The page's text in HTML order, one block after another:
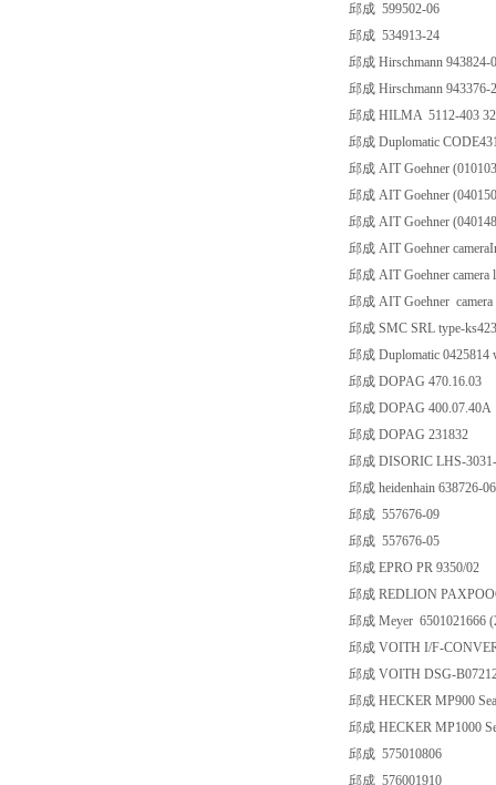
邱成 599502-06
邱成 534913-24
邱成 Hirschmann 943824-
邱成 Hirschmann 943376-
邱成 HILMA 5112-403
邱成 Duplomatic
邱成 AIT Goehner
邱成 AIT Goehner
邱成 AIT Goehner
邱成 AIT Goehner
邱成 AIT Goehner camera
邱成 AIT Goehner
邱成 SMC SRL type-
邱成 Duplomatic 0425814
邱成 DOPAG 470.16.03
邱成 DOPAG 400.07.40A
邱成 DOPAG 231832
邱成 DISORIC LHS-
邱成 heidenhain 638726-06
邱成 557676-09
邱成 557676-05
邱成 EPRO PR 9350/02
邱成 REDLION
邱成 Meyer 6501021666
邱成 VOITH I/F-
邱成 VOITH DSG-
邱成 HECKER MP900
邱成 HECKER MP1000
邱成 575010806
邱成 576001910